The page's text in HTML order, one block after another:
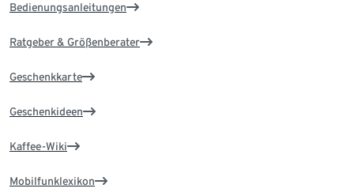
Bedienungsanleitungen
Ratgeber & Größenberater
Geschenkkarte
Geschenkideen
Kaffee-Wiki
Mobilfunklexikon